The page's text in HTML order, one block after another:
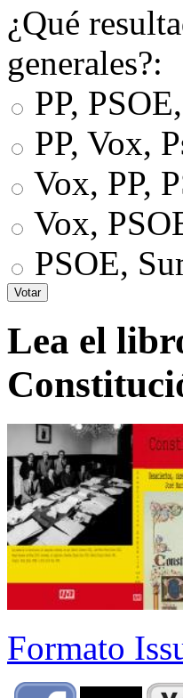
¿Qué
generales?:
PP,
PP, Vox,
Vox, PP,
Vox,
PSOE,
Lea el
Formato